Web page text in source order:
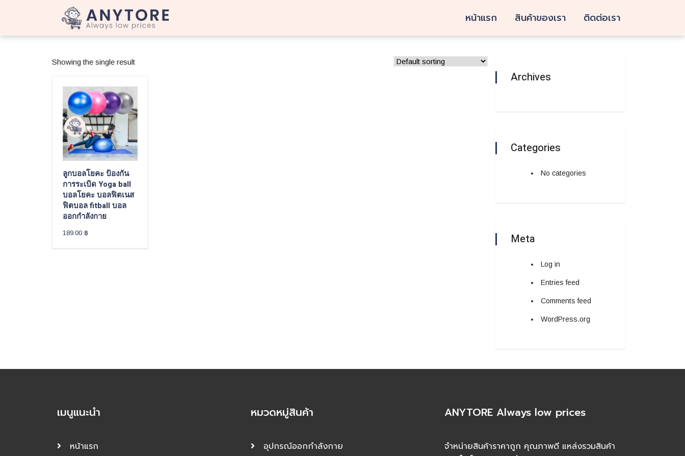
หน้าแรก สินค้าของเรา ติดต่อเรา
Showing the single result
ลูกบอลโยคะ ป้องกัน
การระเบิด Yoga ball
บอลโยคะ บอลฟิตเนส
ฟิตบอล fitball บอล
ออกกำลังกาย
189.00 ฿
Archives
Categories
No categories
Meta
Log in
Entries feed
Comments feed
WordPress.org
เมนูแนะนำ
หน้าแรก
หมวดหมู่สินค้า
อุปกรณ์ออกกำลังกาย
ANYTORE Always low prices
จำหน่ายสินค้าราคาถูก คุณภาพดี แหล่งรวมสินค้า